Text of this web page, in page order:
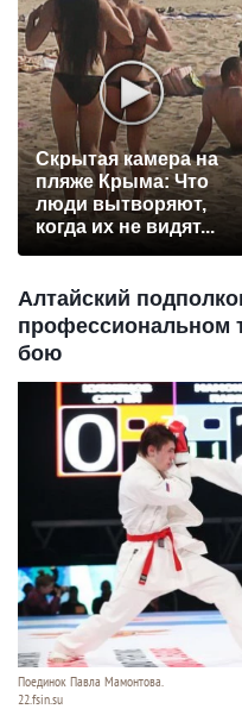
Скрытая камера на
пляже Крыма: Что
люди вытворяют,
когда их не видят...
Алтайский
профессиональном
бою
Поединок Павла Мамонтова.
22.fsin.su